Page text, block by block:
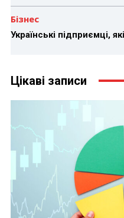
Бізнес
Українські підприємці,
Цікаві записи